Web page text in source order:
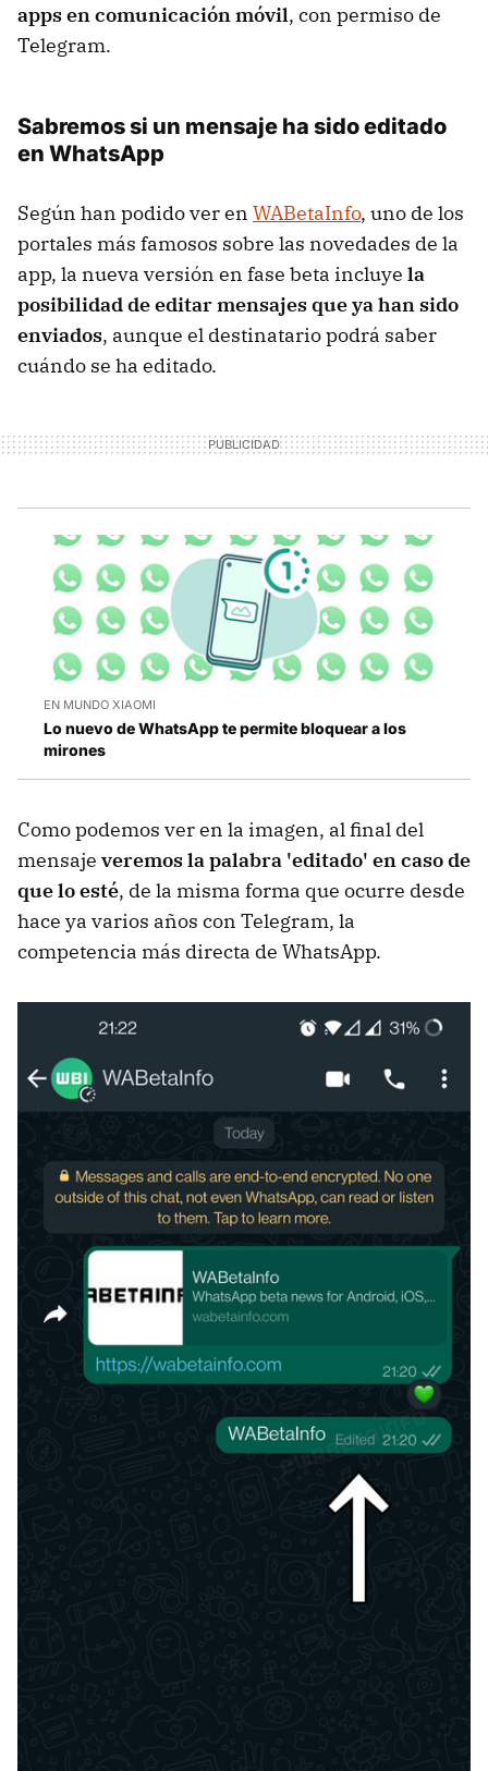
apps en comunicación móvil, con permiso de
Telegram.
Sabremos si un mensaje ha sido editado
en WhatsApp
Según han podido ver en WABetaInfo, uno de los
portales más famosos sobre las novedades de la
app, la nueva versión en fase beta incluye la
posibilidad de editar mensajes que ya han sido
enviados, aunque el destinatario podrá saber
cuándo se ha editado.
EN MUNDO XIAOMI
Lo nuevo de WhatsApp te permite bloquear a los
mirones
Como podemos ver en la imagen, al final del
mensaje veremos la palabra 'editado' en caso de
que lo esté, de la misma forma que ocurre desde
hace ya varios años con Telegram, la
competencia más directa de WhatsApp.